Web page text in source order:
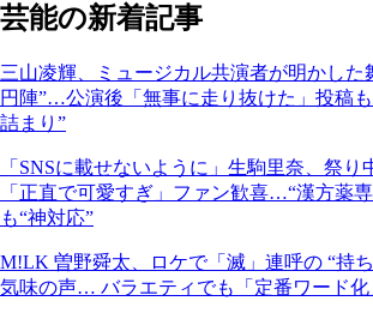
芸能の新着記事
三山凌輝、ミュージカル共演者が明かした
円陣”…公演後「無事に走り抜けた」投稿
詰まり”
「SNSに載せないように」生駒里奈、祭り
「正直で可愛すぎ」ファン歓喜…“漢方薬
も“神対応”
M!LK 曽野舜太、ロケで「滅」連呼の “持
気味の声… バラエティでも「定番ワード化